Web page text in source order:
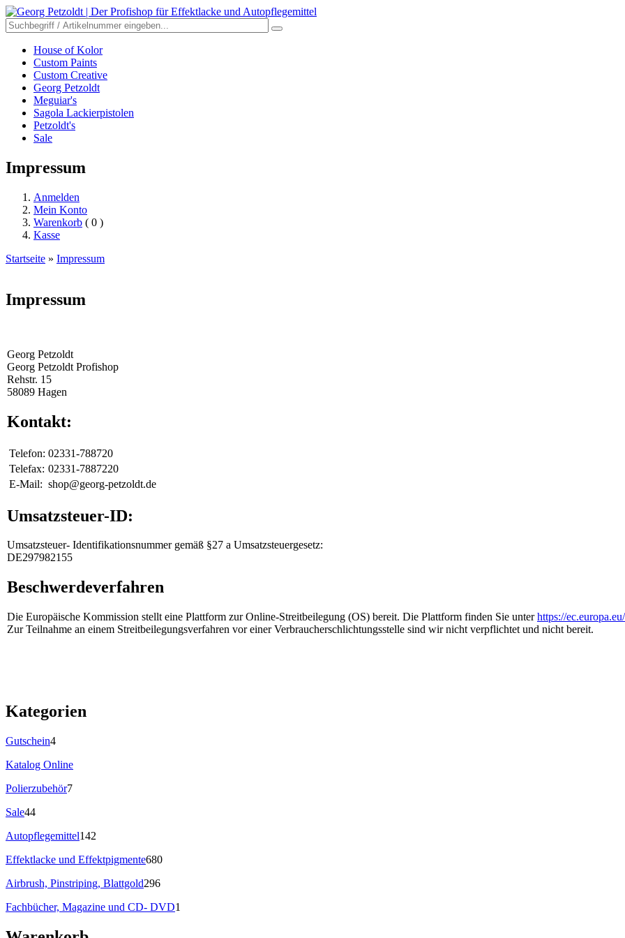
House of Kolor
Custom Paints
Custom Creative
Georg Petzoldt
Meguiar's
Sagola Lackierpistolen
Petzoldt's
Sale
Impressum
Anmelden
Mein Konto
Warenkorb ( 0 )
Kasse
Startseite » Impressum
Impressum
Georg Petzoldt
Georg Petzoldt Profishop
Rehstr. 15
58089 Hagen
Kontakt:
Telefon: 02331-788720
Telefax: 02331-7887220
E-Mail: shop@georg-petzoldt.de
Umsatzsteuer-ID:
Umsatzsteuer- Identifikationsnummer gemäß §27 a Umsatzsteuergesetz:
DE297982155
Beschwerdeverfahren
Die Europäische Kommission stellt eine Plattform zur Online-Streitbeilegung (OS) bereit. Die Plattform finden Sie unterhttps://
Zur Teilnahme an einem Streitbeilegungsverfahren vor einer Verbraucherschlichtungsstelle sind wir nicht verpflichtet und nicht bereit.
Kategorien
Gutschein4
Katalog Online
Polierzubehör7
Sale44
Autopflegemittel142
Effektlacke und Effektpigmente680
Airbrush, Pinstriping, Blattgold296
Fachbücher, Magazine und CD- DVD1